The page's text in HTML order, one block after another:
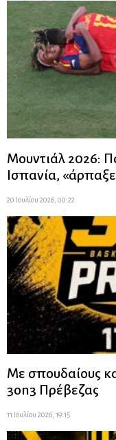
Μουντιάλ 2026:
Ισπανία,
20 Ιουλίου 2026, 00:22
Με σπουδαίους
3on3 Πρέβεζας
11 Ιουλίου 2026, 19:15